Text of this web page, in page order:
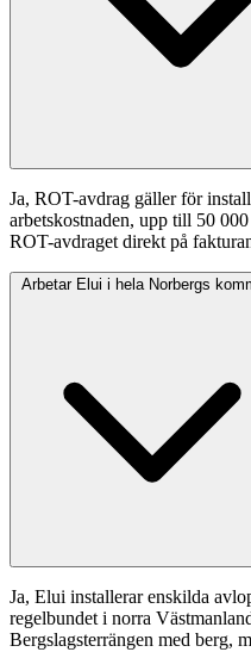
Ja, ROT-avdrag gäller för
arbetskostnaden, upp till 50
ROT-avdraget direkt på
Arbetar Elui i hela Norbergs
Ja, Elui installerar enskilda
regelbundet i norra
Bergslagsterrängen med berg,